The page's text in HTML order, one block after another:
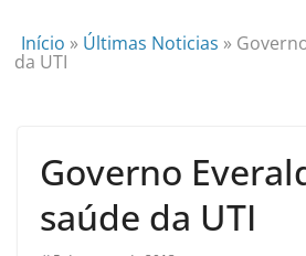
Início » Últimas Noticias »
da UTI
Governo
saúde da UTI